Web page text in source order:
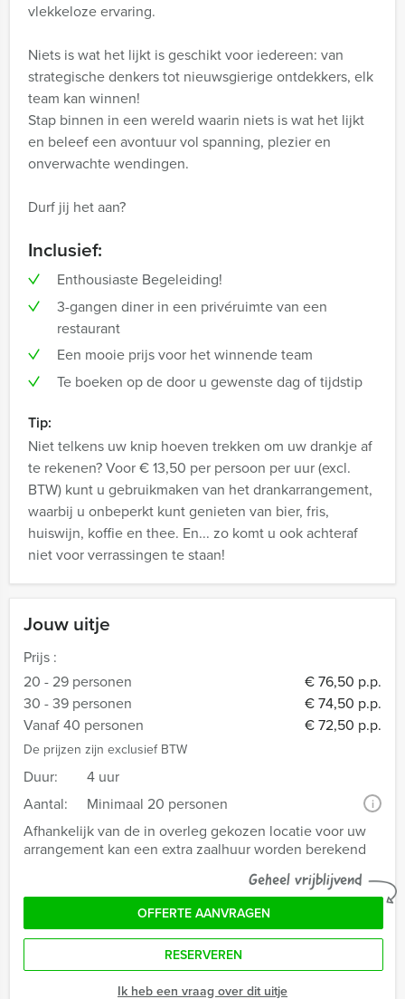
Jouw uitje
Prijs :
20 - 29 personen
€ 76,50 p.p.
30 - 39 personen
€ 74,50 p.p.
Vanaf 40 personen
€ 72,50 p.p.
De prijzen zijn exclusief BTW
Duur:
4 uur
Aantal:
Minimaal 20 personen i
Afhankelijk van de in overleg gekozen locatie voor uw
arrangement kan een extra zaalhuur worden berekend
Geheel vrijblijvend
OFFERTE AANVRAGEN
RESERVEREN
Ik heb een vraag over dit uitje
vlekkeloze ervaring.
Niets is wat het lijkt is geschikt voor iedereen: van
strategische denkers tot nieuwsgierige ontdekkers, elk
team kan winnen!
Stap binnen in een wereld waarin niets is wat het lijkt
en beleef een avontuur vol spanning, plezier en
onverwachte wendingen.
Durf jij het aan?
Inclusief:
Enthousiaste Begeleiding!
3-gangen diner in een privéruimte van een
restaurant
Een mooie prijs voor het winnende team
Te boeken op de door u gewenste dag of tijdstip
Tip:
Niet telkens uw knip hoeven trekken om uw drankje af
te rekenen? Voor € 13,50 per persoon per uur (excl.
BTW) kunt u gebruikmaken van het drankarrangement,
waarbij u onbeperkt kunt genieten van bier, fris,
huiswijn, koffie en thee. En... zo komt u ook achteraf
niet voor verrassingen te staan!